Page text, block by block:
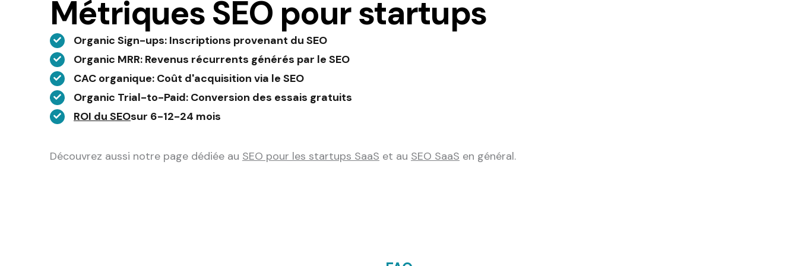
Métriques SEO pour startups
Organic Sign-ups: Inscriptions provenant du SEO
Organic MRR: Revenus récurrents générés par le SEO
CAC organique: Coût d'acquisition via le SEO
Organic Trial-to-Paid: Conversion des essais gratuits
ROI du SEOsur 6-12-24 mois
Découvrez aussi notre page dédiée au SEO pour les startups SaaS et au SEO SaaS en général.